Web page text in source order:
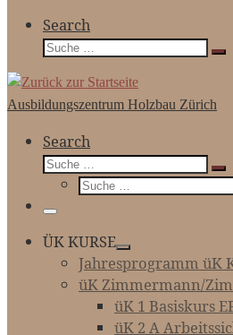
Search
Suche
Ausbildungszentrum Holzbau Zürich
Search
Suche
Suche
Menü
ÜK KURSE
Jahresprogramm üK
üK Zimmermann/
üK 1 Basiskurs
üK 2 A